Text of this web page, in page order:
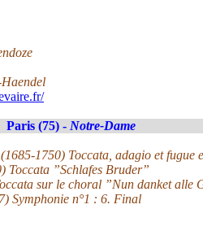
Paris (75) - Notre-Dame
1750) Toccata, adagio et fugue
Toccata ”Schlafes Bruder”
sur le choral ”Nun danket alle
Symphonie n°1 : 6. Final